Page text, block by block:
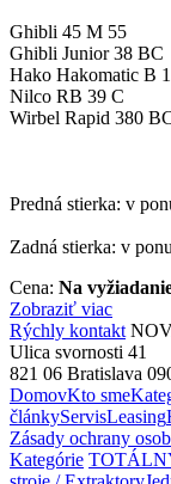
Ghibli 45 M 55
Ghibli Junior 38 BC
Hako Hakomatic B
Nilco RB 39 C
Wirbel Rapid 380
Predná stierka: v
Zadná stierka: v
Cena: Na
Zobraziť viac
Rýchly kontakt
Ulica svornosti 41
821 06 Bratislava
DomovKto sme
článkyServisLeasing
Zásady ochrany
Kategórie